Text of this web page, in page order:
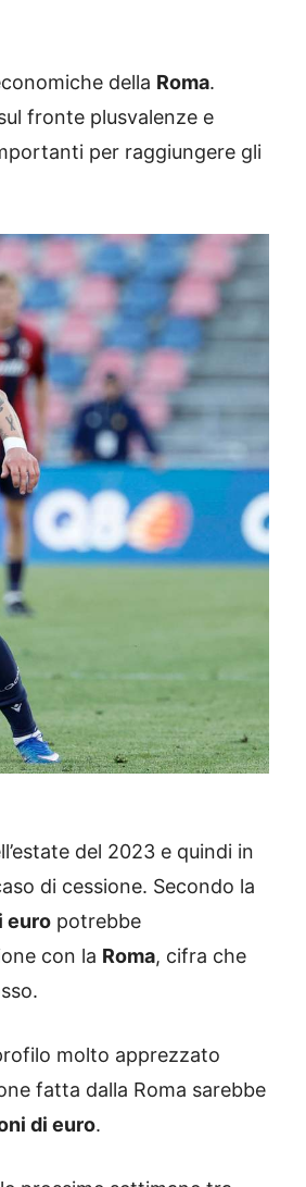
della Roma.
fronte plusvalenze e
per raggiungere gli
del 2023 e quindi in
di cessione. Secondo la
euro potrebbe
con la Roma, cifra che
molto apprezzato
fatta dalla Roma sarebbe
di euro.